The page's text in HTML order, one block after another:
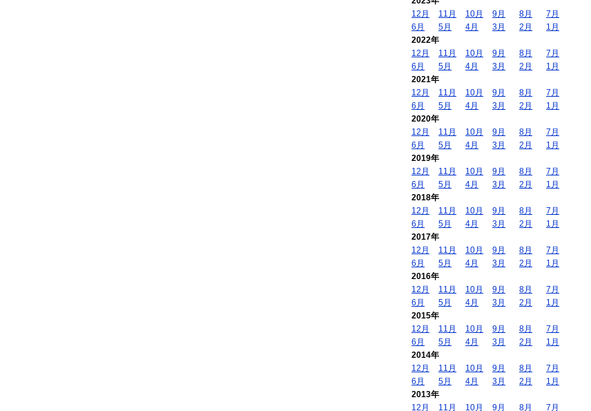
12月
11月 10月 9月 8月
7月
6月
5月 4月 3月 2月
1月
2022年
12月
11月 10月 9月 8月
7月
6月
5月 4月 3月 2月
1月
2021年
12月
11月 10月 9月 8月
7月
6月
5月 4月 3月 2月
1月
2020年
12月
11月 10月 9月 8月
7月
6月
5月 4月 3月 2月
1月
2019年
12月
11月 10月 9月 8月
7月
6月
5月 4月 3月 2月
1月
2018年
12月
11月 10月 9月 8月
7月
6月
5月 4月 3月 2月
1月
2017年
12月
11月 10月 9月 8月
7月
6月
5月 4月 3月 2月
1月
2016年
12月
11月 10月 9月 8月
7月
6月
5月 4月 3月 2月
1月
2015年
12月
11月 10月 9月 8月
7月
6月
5月 4月 3月 2月
1月
2014年
12月
11月 10月 9月 8月
7月
6月
5月 4月 3月 2月
1月
2013年
12月
11月 10月 9月 8月 7月